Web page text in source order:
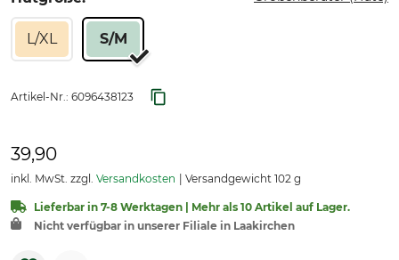
L/XL S/M
Artikel-Nr.: 6096438123
39,90
inkl. MwSt. zzgl. Versandkosten Versandgewicht 102 g
Lieferbar in 7-8 Werktagen | Mehr als 10 Artikel auf Lager.
Nicht verfügbar in unserer Filiale in Laakirchen